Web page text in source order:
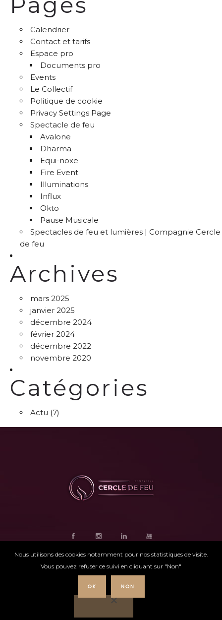
Calendrier
Contact et tarifs
Espace pro
Documents pro
Events
Le Collectif
Politique de cookie
Privacy Settings Page
Spectacle de feu
Avalone
Dharma
Equi-noxe
Fire Event
Illuminations
Influx
Okto
Pause Musicale
Spectacles de feu et lumières | Compagnie Cercle
de feu
Archives
mars 2025
janvier 2025
décembre 2024
février 2024
décembre 2022
novembre 2020
Catégories
Actu (7)
Nous utilisons des cookies notamment pour nos statistiques de visite.
Vous pouvez refuser ce suivi en cliquant sur "Non"
OK NON